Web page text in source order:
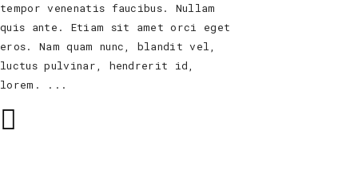
tempor venenatis faucibus. Nullam
quis ante. Etiam sit amet orci eget
eros. Nam quam nunc, blandit vel,
luctus pulvinar, hendrerit id,
lorem.